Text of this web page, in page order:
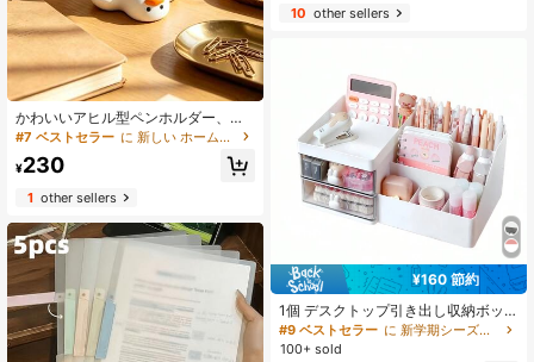
かわいいアヒル型ペンホルダー、魅
力的なクリエイティブで楽しいデス
クトップアクセサリー、ペン、鉛
筆、または様々な小物を収納するの
#7 ベストセラー に 新しい ホームオフィスストレージ
¥230
1other sellers
10 other sellers
¥160 節約
1個 デスクトップ引き出し収納ボッ
クス、ファッショナブルで実用的な
透明引き出しオーガナイザー、オフ
#9 ベストセラー
に 新学期シーズンの必需品 ホームオフィスストレージ
100+ sold